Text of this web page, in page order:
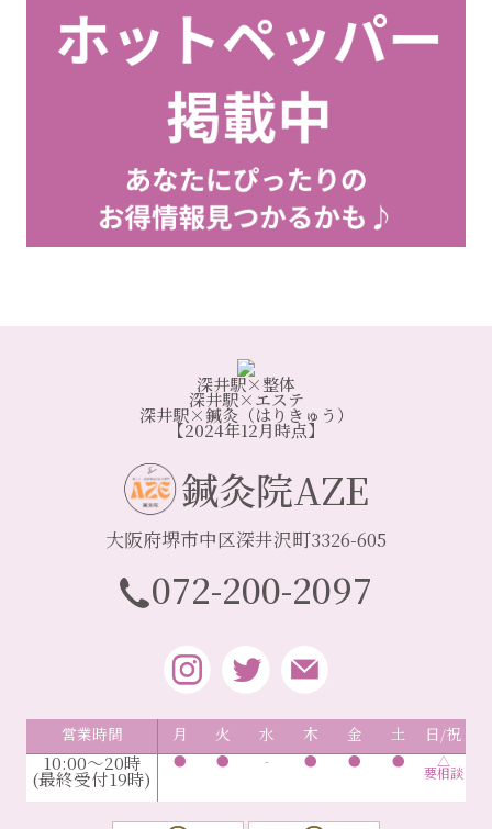
深井駅×整体
深井駅×エステ
深井駅×鍼灸（はりきゅう）
【2024年12月時点】
鍼灸院AZE
大阪府堺市中区深井沢町3326-605
072-200-2097
営業時間 月 火 水 木 金 土 日/祝
10:00～20時
(最終受付19時)
● ● - ● ● ● △
要相談